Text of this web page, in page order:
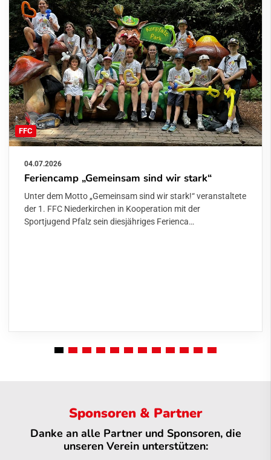
FFC
04.07.2026
Feriencamp „Gemeinsam sind wir stark“
Unter dem Motto „Gemeinsam sind wir stark!“ veranstaltete
der 1. FFC Niederkirchen in Kooperation mit der
Sportjugend Pfalz sein diesjähriges Ferienca…
Sponsoren & Partner
Danke an alle Partner und Sponsoren, die
unseren Verein unterstützen: